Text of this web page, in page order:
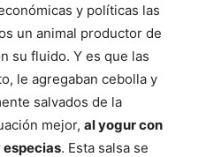
y políticas las
un animal productor de
su fluido. Y es que las
le agregaban cebolla y
salvados de la
mejor, al yogur con
especias. Esta salsa se